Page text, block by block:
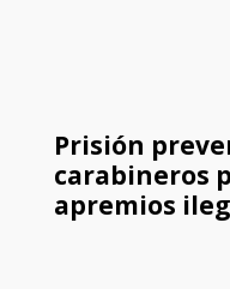
Prisión
carabineros
apremios